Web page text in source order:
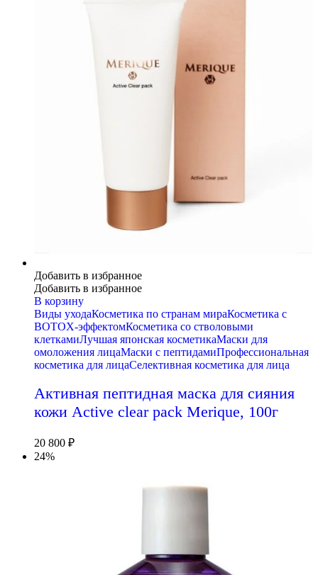
Добавить в избранное
Добавить в избранное
В корзину
Виды уходаКосметика по странам мираКосметика с
BOTOX-эффектомКосметика со стволовыми
клеткамиЛучшая японская косметикаМаски для
омоложения лицаМаски с пептидамиПрофессиональная
косметика для лицаСелективная косметика для лица
Активная пептидная маска для сияния
кожи Active clear pack Merique, 100г
20 800 ₽
24%